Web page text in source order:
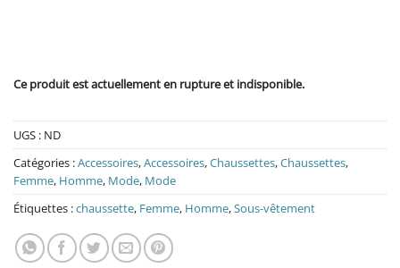
Ce produit est actuellement en rupture et indisponible.
UGS : ND
Catégories :Accessoires,Accessoires,Chaussettes,Chaussettes,
Femme, Homme, Mode, Mode
Étiquettes :chaussette, Femme, Homme,Sous-vêtement